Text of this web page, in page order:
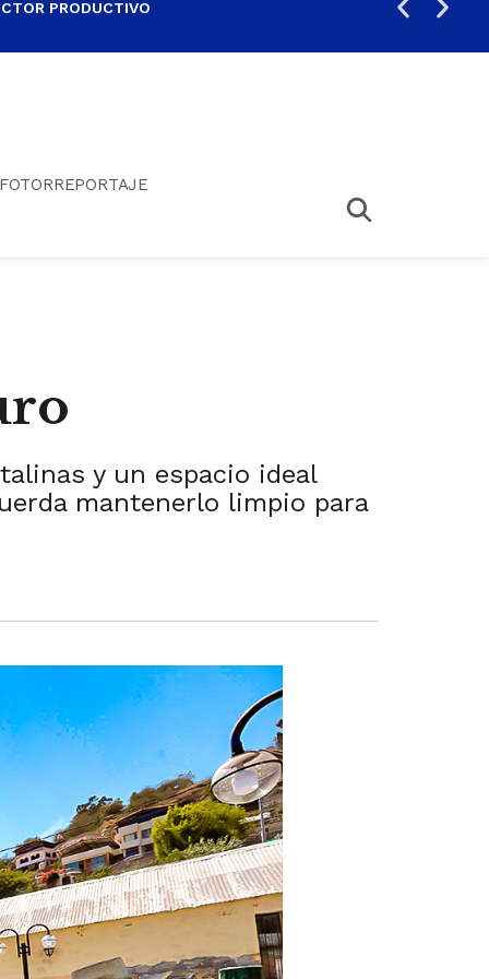
PRODUCTIVO
y un espacio ideal
mantenerlo limpio para